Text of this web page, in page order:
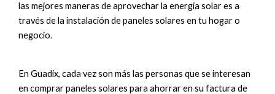
las mejores maneras de aprovechar la energía solar es a
través de la instalación de paneles solares en tu hogar o
negocio.
En Guadix, cada vez son más las personas que se interesan
en comprar paneles solares para ahorrar en su factura de